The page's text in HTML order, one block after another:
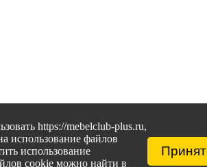
https://mebelclub-plus.ru,
использование файлов
использование
cookie можно найти в